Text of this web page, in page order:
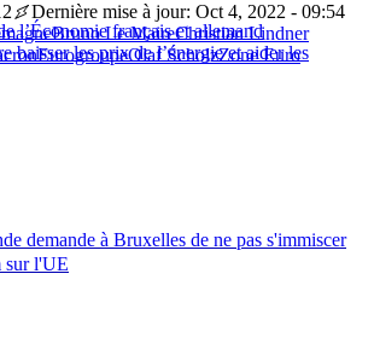
l’Économie français et allemand
baisser les prix de l’énergie et aider les
Dernière mise à jour: Oct 4, 2022 - 09:54
Bruno Le MaireChristian Lindner
EurogroupeOlaf ScholzZone Euro
demande à Bruxelles de ne pas s'immiscer
sur l'UE